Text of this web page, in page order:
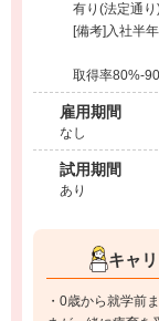
有り(法定通り
[備考]入社半
取得率80%-
雇用期間
なし
試用期間
あり
キャ
・0歳から就学前